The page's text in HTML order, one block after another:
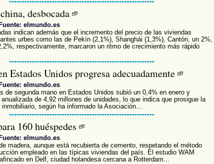
desbocada
Fuente: elmundo.es
indican además que el incremento del precio de las viviendas
urbes como las de Pekín (2,1%), Shanghái (1,3%), Cantón, un 2%,
respectivamente, marcaron un ritmo de crecimiento más rápido
Estados Unidos progresa adecuadamente
Fuente: elmundo.es
de segunda mano en Estados Unidos subió un 0,4% en enero y
de 4,92 millones de unidades, lo que indica que prosigue la
según ha informado la Asociación...
160 huéspedes
Fuente: elmundo.es
madera, aunque está recubierta de cemento, respetando el método
empleado en las típicas viviendas del país. El estudio WAM
en Delf, ciudad holandesa cercana a Rotterdam...